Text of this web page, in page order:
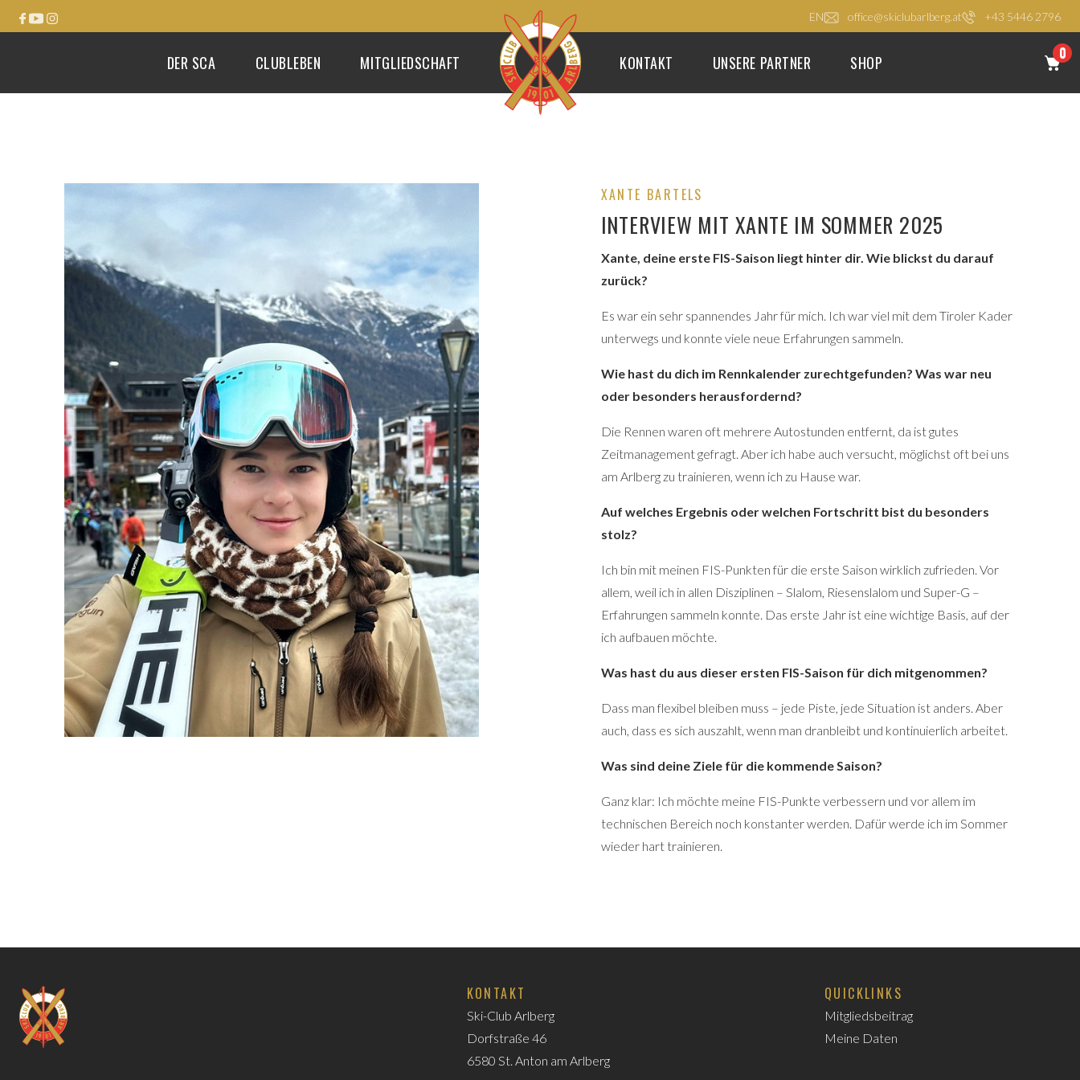
EN office@skiclubarlberg.at +43 5446 2796
0
DER SCA CLUBLEBEN MITGLIEDSCHAFT KONTAKT UNSERE PARTNER SHOP
XANTE BARTELS
INTERVIEW MIT XANTE IM SOMMER 2025
Xante, deine erste FIS-Saison liegt hinter dir. Wie blickst du darauf
zurück?
Es war ein sehr spannendes Jahr für mich. Ich war viel mit dem Tiroler Kader
unterwegs und konnte viele neue Erfahrungen sammeln.
Wie hast du dich im Rennkalender zurechtgefunden? Was war neu
oder besonders herausfordernd?
Die Rennen waren oft mehrere Autostunden entfernt, da ist gutes
Zeitmanagement gefragt. Aber ich habe auch versucht, möglichst oft bei uns
am Arlberg zu trainieren, wenn ich zu Hause war.
Auf welches Ergebnis oder welchen Fortschritt bist du besonders
stolz?
Ich bin mit meinen FIS-Punkten für die erste Saison wirklich zufrieden. Vor
allem, weil ich in allen Disziplinen – Slalom, Riesenslalom und Super-G –
Erfahrungen sammeln konnte. Das erste Jahr ist eine wichtige Basis, auf der
ich aufbauen möchte.
Was hast du aus dieser ersten FIS-Saison für dich mitgenommen?
Dass man flexibel bleiben muss – jede Piste, jede Situation ist anders. Aber
auch, dass es sich auszahlt, wenn man dranbleibt und kontinuierlich arbeitet.
Was sind deine Ziele für die kommende Saison?
Ganz klar: Ich möchte meine FIS-Punkte verbessern und vor allem im
technischen Bereich noch konstanter werden. Dafür werde ich im Sommer
wieder hart trainieren.
KONTAKT
Ski-Club Arlberg
Dorfstraße 46
6580 St. Anton am Arlberg
QUICKLINKS
Mitgliedsbeitrag
Meine Daten